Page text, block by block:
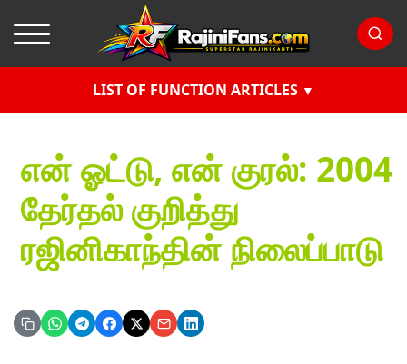
LIST OF FUNCTION ARTICLES
என் ஓட்டு, என் குரல்: 2004
தேர்தல் குறித்து
ரஜினிகாந்தின் நிலைப்பாடு